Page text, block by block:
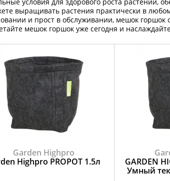
выращивать растения практически в
и прост в обслуживании, мешок
мешок горшок уже сегодня и
Garden Highpro
Highpro PROPOT 1.5л
GARDEN
Умный